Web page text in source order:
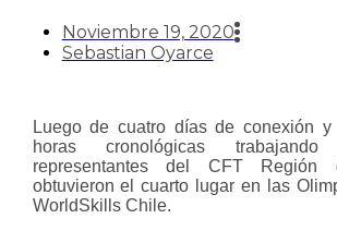
Noviembre 19, 2020
Sebastian Oyarce
Luego de cuatro días de conexión
horas cronológicas
representantes del CFT Región
obtuvieron el cuarto lugar en las
WorldSkills Chile.